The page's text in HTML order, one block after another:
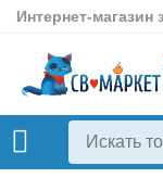
Интернет-магазин